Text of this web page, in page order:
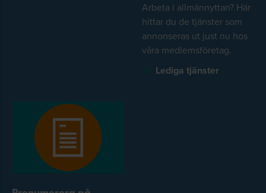
Arbeta i allmännyttan? Här
hittar du de tjänster som
annonseras ut just nu hos
våra medlemsföretag.
Lediga tjänster